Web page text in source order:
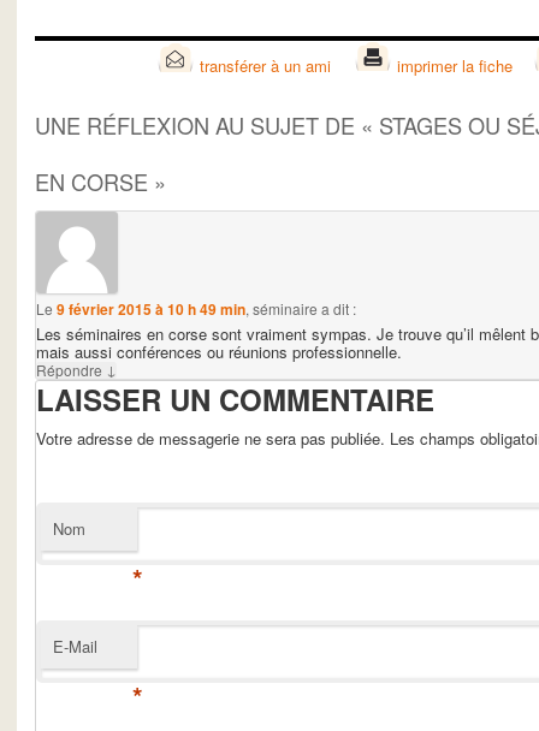
transférer à un ami imprimer la fiche
UNE RÉFLEXION AU SUJET DE « STAGES OU
EN CORSE »
Le 9 février 2015 à 10 h 49 min, séminaire a dit :
Les séminaires en corse sont vraiment sympas. Je trouve qu’il
mais aussi conférences ou réunions professionnelle.
Répondre ↓
LAISSER UN COMMENTAIRE
Votre adresse de messagerie ne sera pas publiée. Les champs
Nom
*
E-Mail
*